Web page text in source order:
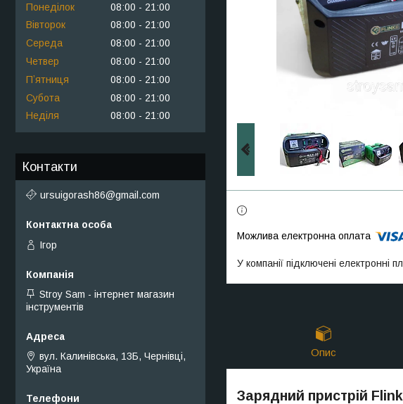
У компанії підключені
Опис
Зарядний пристрій
Понеділок 08:00
21:00
Вівторок
08:00
21:00
Середа
08:00
21:00
Четвер
08:00
21:00
Пʼятниця
08:00
21:00
Субота
08:00
21:00
Неділя
08:00 21:00
Контакти
ursuigorash86@gmail.com
Ігор
Stroy Sam - інтернет магазин
інструментів
вул. Калинівська, 13Б, Чернівці,
Україна